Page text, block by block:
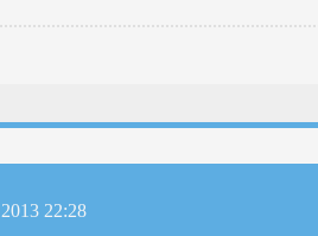
22:28